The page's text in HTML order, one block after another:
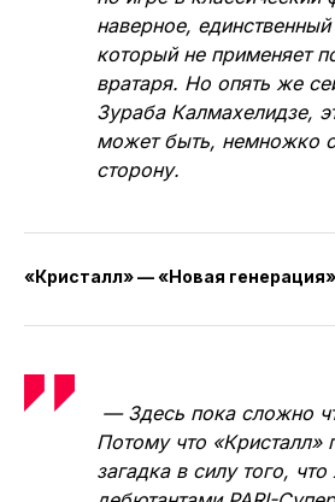
наверное, единственный
который не применяет
вратаря. Но опять же
Зураба Калмахелидзе,
может быть, немножко
сторону.
«Кристалл» — «Новая
— Здесь пока сложно
Потому что «Кристалл»
загадка в силу того,